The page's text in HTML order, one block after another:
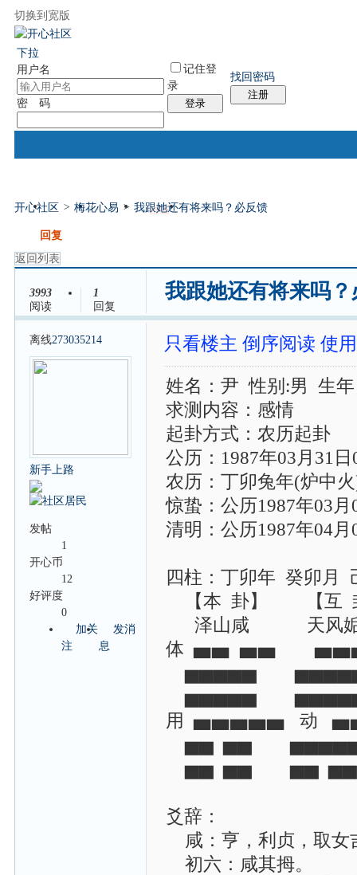
切换到宽版
下拉
用户名
密 码
记住登
录
登录
找回密码
注册
门户 论坛 排盘 个人中心
开心社区 > 梅花心易 > 我跟她还有将来吗？必反馈
回复
返回列表
3993
阅读
1
回复
我跟她还有将来吗
离线273035214
新手上路
发帖
1
开心币
12
好评度
0
加关
注
发消
息
只看楼主 倒序阅读 使
姓名：尹 性别:男 生
求测内容：感情
起卦方式：农历起卦
公历：1987年03月31日
农历：丁卯兔年(炉中
惊蛰：公历1987年03
清明：公历1987年04
四柱：丁卯年 癸卯
【本 卦】 【互
泽山咸 天风
体 ▅▅ ▅▅
▅▅▅▅▅
▅▅▅▅▅
用 ▅▅▅▅▅ 动
▅▅ ▅▅
▅▅ ▅▅ ▅▅
爻辞：
咸：亨，利贞，取女
初六：咸其拇。